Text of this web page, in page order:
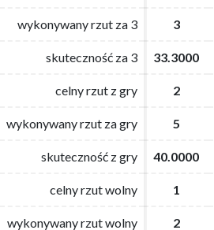
wykonywany rzut za 3 3
skuteczność za 3 33.3000
celny rzut z gry 2
wykonywany rzut za gry 5
skuteczność z gry 40.0000
celny rzut wolny 1
wykonywany rzut wolny 2
wykonywany rzut za 3 3
skuteczność za 3 33.3000
celny rzut z gry 2
wykonywany rzut za gry 5
skuteczność z gry 40.0000
celny rzut wolny 1
wykonywany rzut wolny 2